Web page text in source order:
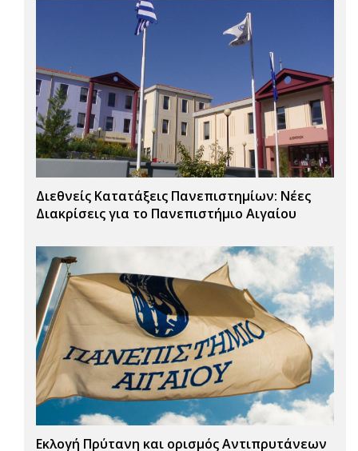
Διεθνείς Κατατάξεις Πανεπιστημίων: Νέες
Διακρίσεις για το Πανεπιστήμιο Αιγαίου
Εκλογή Πρύτανη και ορισμός Αντιπρυτάνεων